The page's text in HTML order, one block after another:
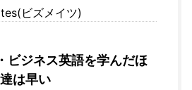
ビズメイツ)
ビジネス英語を学んだほ
は早い